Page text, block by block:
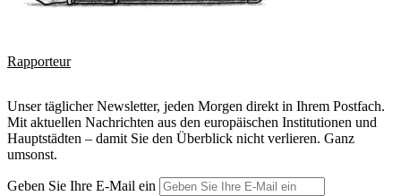
Rapporteur
Unser täglicher Newsletter, jeden Morgen direkt in Ihrem Postfach.
Mit aktuellen Nachrichten aus den europäischen Institutionen und
Hauptstädten – damit Sie den Überblick nicht verlieren. Ganz
umsonst.
Geben Sie Ihre E-Mail ein